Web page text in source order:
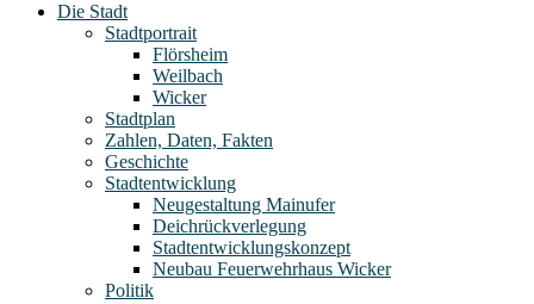
Die Stadt
Stadtportrait
Flörsheim
Weilbach
Wicker
Stadtplan
Zahlen, Daten, Fakten
Geschichte
Stadtentwicklung
Neugestaltung Mainufer
Deichrückverlegung
Stadtentwicklungskonzept
Neubau Feuerwehrhaus Wicker
Politik